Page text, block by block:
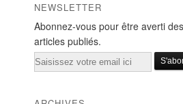
NEWSLETTER
Abonnez-vous pour être averti
articles publiés.
Email